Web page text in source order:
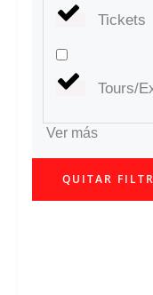
Tickets
Tours/
Ver más
QUITAR